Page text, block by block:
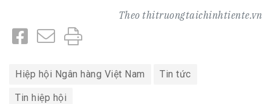
Theo thitruongtaichinhtiente.vn
Hiệp hội Ngân hàng Việt Nam Tin tức
Tin hiệp hội